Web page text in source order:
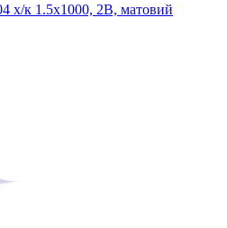
х/к 1.5х1000, 2B, матовий